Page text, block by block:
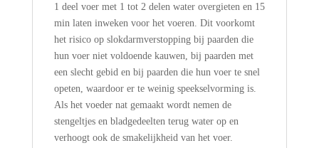
1 deel voer met 1 tot 2 delen water overgieten en 15
min laten inweken voor het voeren. Dit voorkomt
het risico op slokdarmverstopping bij paarden die
hun voer niet voldoende kauwen, bij paarden met
een slecht gebid en bij paarden die hun voer te snel
opeten, waardoor er te weinig speekselvorming is.
Als het voeder nat gemaakt wordt nemen de
stengeltjes en bladgedeelten terug water op en
verhoogt ook de smakelijkheid van het voer.